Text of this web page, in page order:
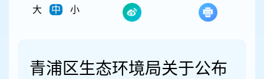
大
中 小
青浦区生态环境局关于公布